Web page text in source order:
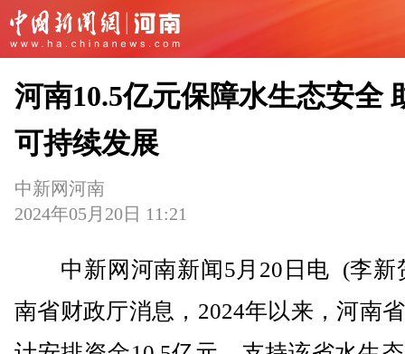
河南10.5亿元保障水生态安全
可持续发展
中新网河南
2024年05月20日 11:21
中新网河南新闻5月20日电 (李新
南省财政厅消息，2024年以来，河南